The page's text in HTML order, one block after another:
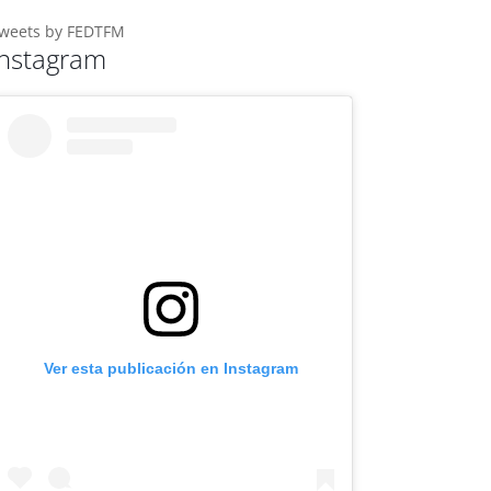
by FEDTFM
Ver esta publicación en Instagram